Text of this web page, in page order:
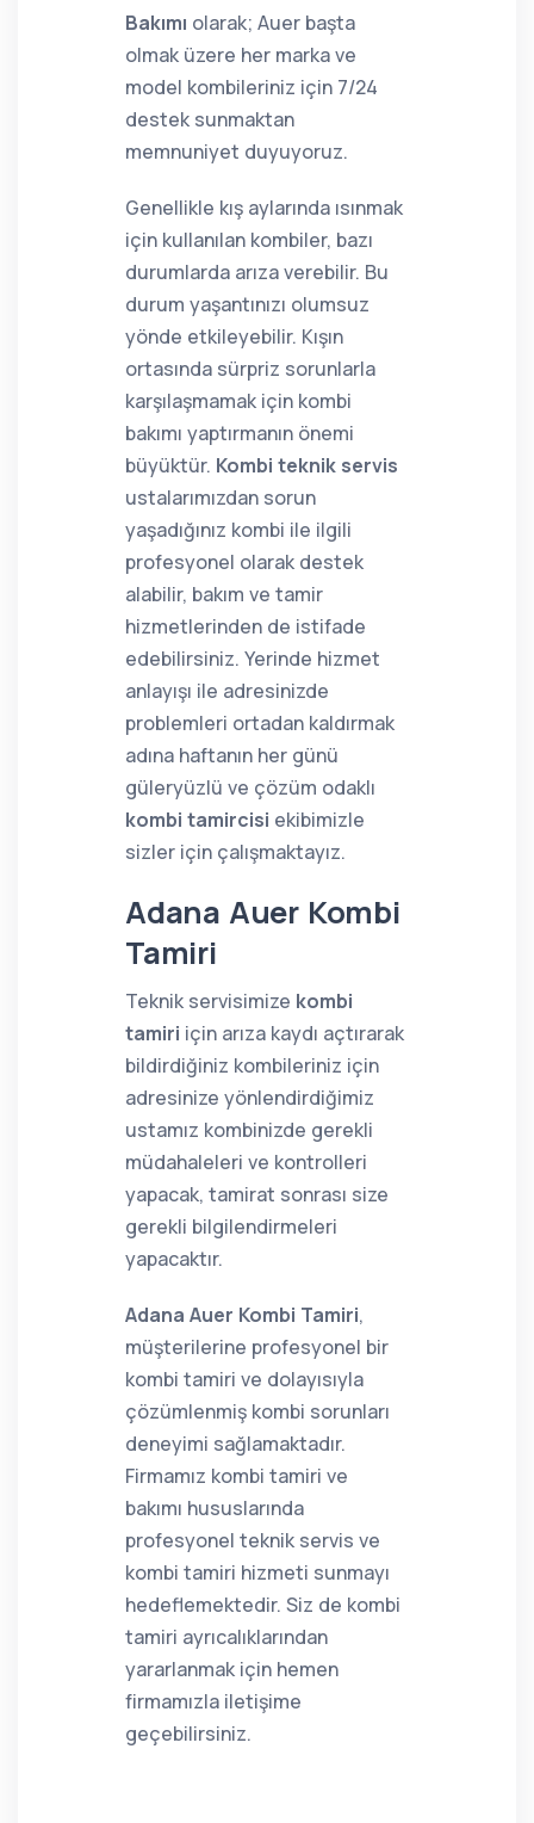
Bakımı olarak; Auer başta
olmak üzere her marka ve
model kombileriniz için 7/24
destek sunmaktan
memnuniyet duyuyoruz.
Genellikle kış aylarında ısınmak
için kullanılan kombiler, bazı
durumlarda arıza verebilir. Bu
durum yaşantınızı olumsuz
yönde etkileyebilir. Kışın
ortasında sürpriz sorunlarla
karşılaşmamak için kombi
bakımı yaptırmanın önemi
büyüktür. Kombi teknik servis
ustalarımızdan sorun
yaşadığınız kombi ile ilgili
profesyonel olarak destek
alabilir, bakım ve tamir
hizmetlerinden de istifade
edebilirsiniz. Yerinde hizmet
anlayışı ile adresinizde
problemleri ortadan kaldırmak
adına haftanın her günü
güleryüzlü ve çözüm odaklı
kombi tamircisi ekibimizle
sizler için çalışmaktayız.
Adana Auer Kombi
Tamiri
Teknik servisimize kombi
tamiri için arıza kaydı açtırarak
bildirdiğiniz kombileriniz için
adresinize yönlendirdiğimiz
ustamız kombinizde gerekli
müdahaleleri ve kontrolleri
yapacak, tamirat sonrası size
gerekli bilgilendirmeleri
yapacaktır.
Adana Auer Kombi Tamiri,
müşterilerine profesyonel bir
kombi tamiri ve dolayısıyla
çözümlenmiş kombi sorunları
deneyimi sağlamaktadır.
Firmamız kombi tamiri ve
bakımı hususlarında
profesyonel teknik servis ve
kombi tamiri hizmeti sunmayı
hedeflemektedir. Siz de kombi
tamiri ayrıcalıklarından
yararlanmak için hemen
firmamızla iletişime
geçebilirsiniz.